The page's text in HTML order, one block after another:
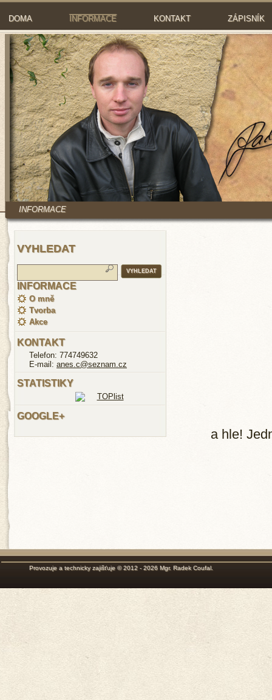
DOMA INFORMACE KONTAKT ZÁPISNÍK
INFORMACE
VYHLEDAT
INFORMACE
O mně
Tvorba
Akce
KONTAKT
Telefon: 774749632
E-mail: anes.c@seznam.cz
STATISTIKY
GOOGLE+
a hle!
Provozuje a technicky zajišťuje © 2012 - 2026 Mgr. Radek Coufal.